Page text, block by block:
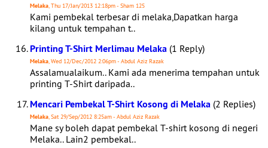
Melaka, Thu 17/Jan/2013 12:18pm - Sham 125
Kami pembekal terbesar di melaka,Dapatkan harga
kilang untuk tempahan t..
Printing T-Shirt Merlimau Melaka (1 Reply)
Melaka, Wed 12/Dec/2012 2:06pm - Abdul Aziz Razak
Assalamualaikum.. Kami ada menerima tempahan untuk
printing T-Shirt daripada..
Mencari Pembekal T-Shirt Kosong di Melaka (2 Replies)
Melaka, Sat 29/Sep/2012 8:25am - Abdul Aziz Razak
Mane sy boleh dapat pembekal T-shirt kosong di negeri
Melaka.. Lain2 pembekal..